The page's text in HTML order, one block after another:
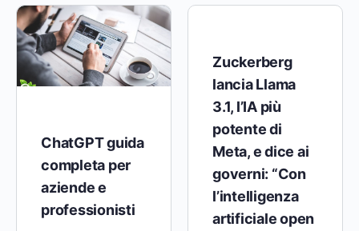
ChatGPT guida
completa per
aziende e
professionisti
Zuckerberg
lancia Llama
3.1, l’IA più
potente di
Meta, e dice ai
governi: “Con
l’intelligenza
artificiale open